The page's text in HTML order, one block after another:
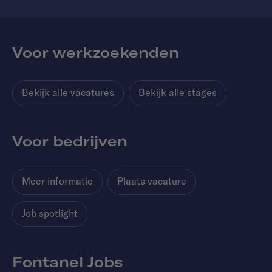
Voor werkzoekenden
Bekijk alle vacatures Bekijk alle stages
Voor bedrijven
Meer informatie Plaats vacature
Job spotlight
Fontanel Jobs